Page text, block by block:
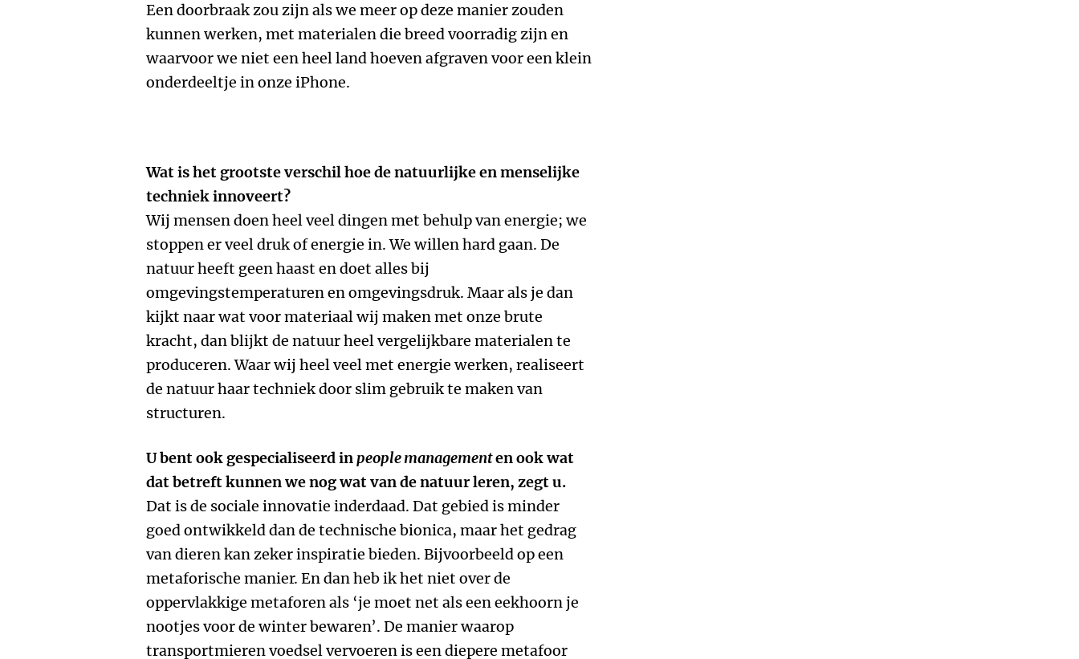
Een doorbraak zou zijn als we meer op deze manier zouden
kunnen werken, met materialen die breed voorradig zijn en
waarvoor we niet een heel land hoeven afgraven voor een klein
onderdeeltje in onze iPhone.
Wat is het grootste verschil hoe de natuurlijke en menselijke
techniek innoveert?
Wij mensen doen heel veel dingen met behulp van energie; we
stoppen er veel druk of energie in. We willen hard gaan. De
natuur heeft geen haast en doet alles bij
omgevingstemperaturen en omgevingsdruk. Maar als je dan
kijkt naar wat voor materiaal wij maken met onze brute
kracht, dan blijkt de natuur heel vergelijkbare materialen te
produceren. Waar wij heel veel met energie werken, realiseert
de natuur haar techniek door slim gebruik te maken van
structuren.
U bent ook gespecialiseerd inpeople managementen ook wat
dat betreft kunnen we nog wat van de natuur leren, zegt u.
Dat is de sociale innovatie inderdaad. Dat gebied is minder
goed ontwikkeld dan de technische bionica, maar het gedrag
van dieren kan zeker inspiratie bieden. Bijvoorbeeld op een
metaforische manier. En dan heb ik het niet over de
oppervlakkige metaforen als ‘je moet net als een eekhoorn je
nootjes voor de winter bewaren’. De manier waarop
transportmieren voedsel vervoeren is een diepere metafoor